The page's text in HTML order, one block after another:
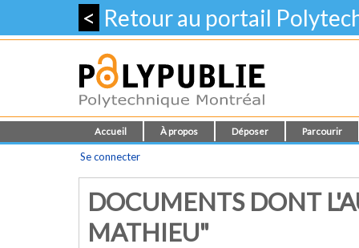
< Retour au portail
Accueil À propos Déposer Parcourir
Se connecter
DOCUMENTS DONT
MATHIEU"